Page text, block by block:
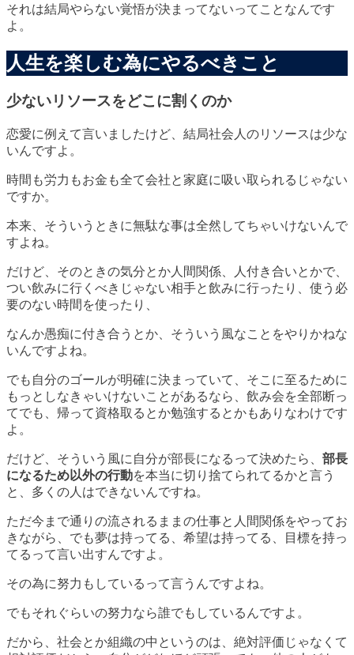
それは結局やらない覚悟が決まってないってことなんです
よ。
人生を楽しむ為にやるべきこと
少ないリソースをどこに割くのか
恋愛に例えて言いましたけど、結局社会人のリソースは少な
いんですよ。
時間も労力もお金も全て会社と家庭に吸い取られるじゃない
ですか。
本来、そういうときに無駄な事は全然してちゃいけないんで
すよね。
だけど、そのときの気分とか人間関係、人付き合いとかで、
つい飲みに行くべきじゃない相手と飲みに行ったり、使う必
要のない時間を使ったり、
なんか愚痴に付き合うとか、そういう風なことをやりかねな
いんですよね。
でも 自分のゴールが明確に決まっていて、そこに至るために
もっとしなきゃいけないことがあるなら
、飲み会を全部断っ
てでも、帰って資格取るとか勉強するとかもありなわけです
よ。
だけど、そういう風に自分が部長になるって決めたら、 部長
になるため以外の行動を本当に切り捨てられてるかと言う
と、多くの人はできないんですね。
ただ今まで通りの流されるままの仕事と人間関係をやってお
きながら、でも夢は持ってる、希望は持ってる、目標を持っ
てるって言い出すんですよ。
その為に努力もしているって言うんですよね。
でもそれぐらいの努力なら誰でもしている んですよ。
だから、社会とか組織の中というのは、絶対評価じゃなくて